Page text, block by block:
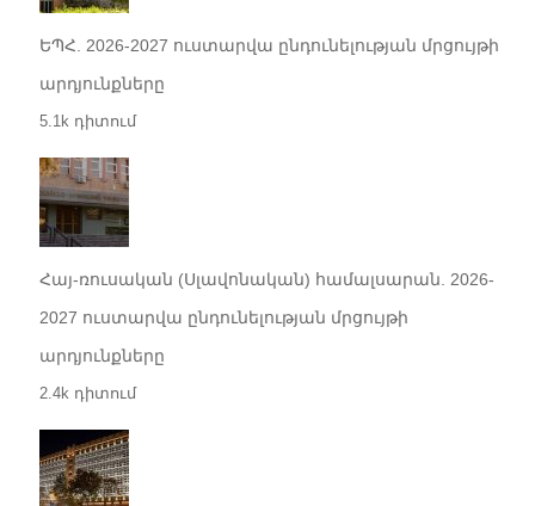
ԵՊՀ. 2026-2027 ուստարվա ընդունելության մրցույթի
արդյունքները
5.1k դիտում
Հայ-ռուսական (Սլավոնական) համալսարան. 2026-
2027 ուստարվա ընդունելության մրցույթի
արդյունքները
2.4k դիտում